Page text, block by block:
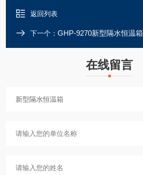
返回列表
下一个： GHP-9270新型隔水恒温箱
在线留言